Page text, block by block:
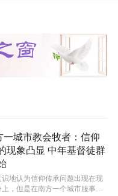
一城市教会牧者：信仰
现象凸显 中年基督徒群
地认为信仰传承问题出现在现
，但是在南方一个城市服事的